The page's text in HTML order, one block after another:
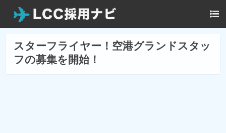
スターフライヤー！空港グランドスタッ
フの募集を開始！